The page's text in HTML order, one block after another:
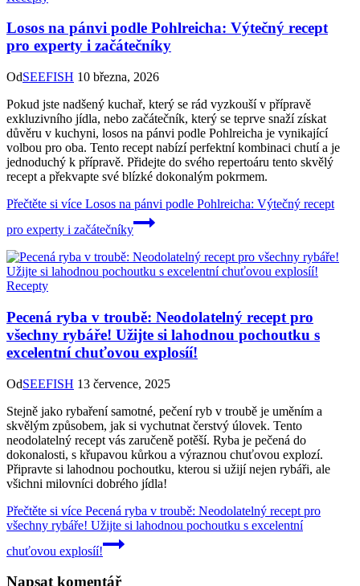
Losos na pánvi podle Pohlreicha: Výtečný recept
pro experty i začátečníky
OdSEEFISH 10 března, 2026
Pokud jste nadšený kuchař, který se rád vyzkouší v přípravě
exkluzivního jídla, nebo začátečník, který se teprve snaží získat
důvěru v kuchyni, losos na pánvi podle Pohlreicha je vynikající
volbou pro oba. Tento recept nabízí perfektní kombinaci chutí a je
jednoduchý k přípravě. Přidejte do svého repertoáru tento skvělý
recept a překvapte své blízké dokonalým pokrmem.
Přečtěte si více Losos na pánvi podle Pohlreicha: Výtečný recept
pro experty i začátečníky
Recepty
Pecená ryba v troubě: Neodolatelný recept pro
všechny rybáře! Užijte si lahodnou pochoutku s
excelentní chuťovou explosíí!
OdSEEFISH 13 července, 2025
Stejně jako rybaření samotné, pečení ryb v troubě je uměním a
skvělým způsobem, jak si vychutnat čerstvý úlovek. Tento
neodolatelný recept vás zaručeně potěší. Ryba je pečená do
dokonalosti, s křupavou kůrkou a výraznou chuťovou explozí.
Připravte si lahodnou pochoutku, kterou si užijí nejen rybáři, ale
všichni milovníci dobrého jídla!
Přečtěte si více Pecená ryba v troubě: Neodolatelný recept pro
všechny rybáře! Užijte si lahodnou pochoutku s excelentní
chuťovou explosíí!
Napsat komentář